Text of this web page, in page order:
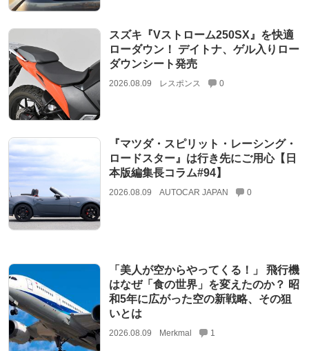
スズキ『Vストローム250SX』を快適
ローダウン！ デイトナ、ゲル入りロー
ダウンシート発売
2026.08.09 レスポンス 0
『マツダ・スピリット・レーシング・
ロードスター』は行き先にご用心【日
本版編集長コラム#94】
2026.08.09 AUTOCAR JAPAN 0
「美人が空からやってくる！」 飛行機
はなぜ「食の世界」を変えたのか？ 昭
和5年に広がった空の新戦略、その狙
いとは
2026.08.09 Merkmal 1